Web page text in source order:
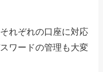
れぞれの口座に対応
ワードの管理も大変